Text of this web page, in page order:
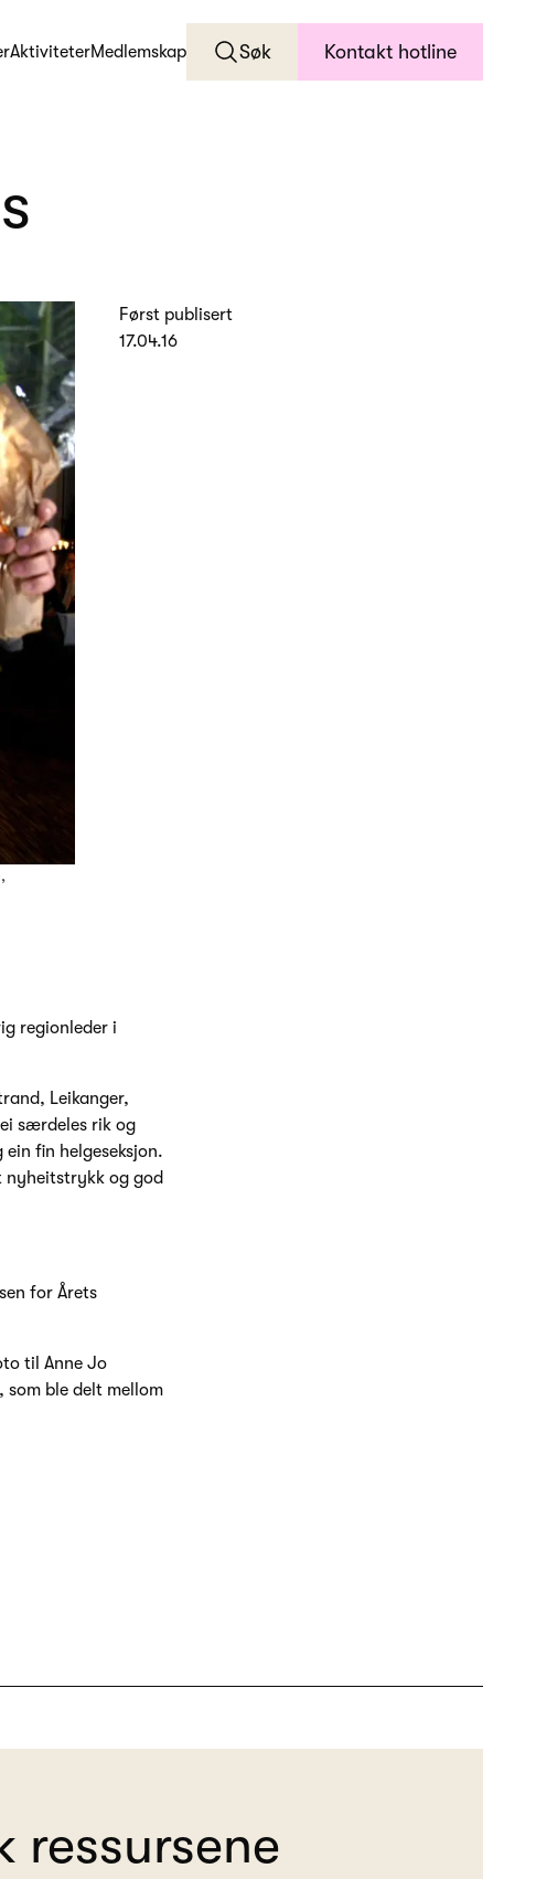
AktiviteterMedlemskap Søk Kontakt hotline
Først publisert
17.04.16
regionleder i
Leikanger,
særdeles rik og
fin helgeseksjon.
nyheitstrykk og god
for Årets
til Anne Jo
ble delt mellom
ressursene